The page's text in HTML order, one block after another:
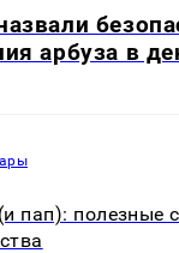
арбуза в
пап): полезные